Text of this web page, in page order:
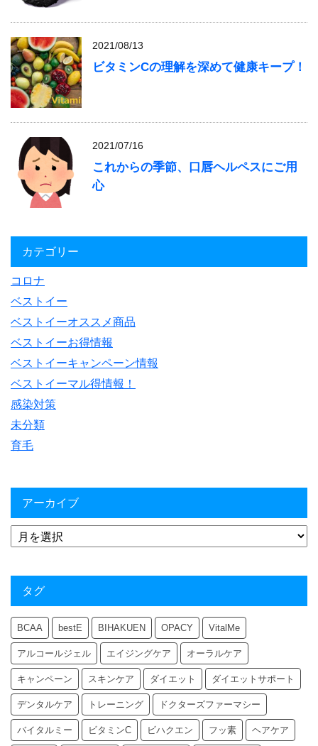
2021/08/13
ビタミンCの理解を深めて健康キープ！
2021/07/16
これからの季節、口唇ヘルペスにご用
心
カテゴリー
コロナ
ベストイー
ベストイーオススメ商品
ベストイーお得情報
ベストイーキャンペーン情報
ベストイーマル得情報！
感染対策
未分類
育毛
アーカイブ
タグ
BCAA bestE BIHAKUEN OPACY VitalMe
アルコールジェル エイジングケア オーラルケア
キャンペーン スキンケア ダイエット ダイエットサポート
デンタルケア トレーニング ドクターズファーマシー
バイタルミー ビタミンC ビハクエン フッ素 ヘアケア